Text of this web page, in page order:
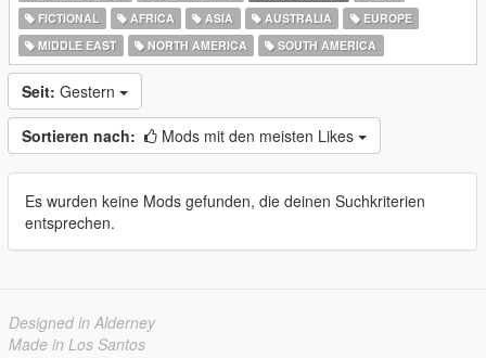
FICTIONAL
AFRICA ASIA AUSTRALIA
EUROPE
MIDDLE EAST
NORTH AMERICA SOUTH AMERICA
Seit: Gestern
Sortieren nach: Mods mit den meisten Likes
Es wurden keine Mods gefunden, die deinen Suchkriterien
entsprechen.
Designed in Alderney
Made in Los Santos